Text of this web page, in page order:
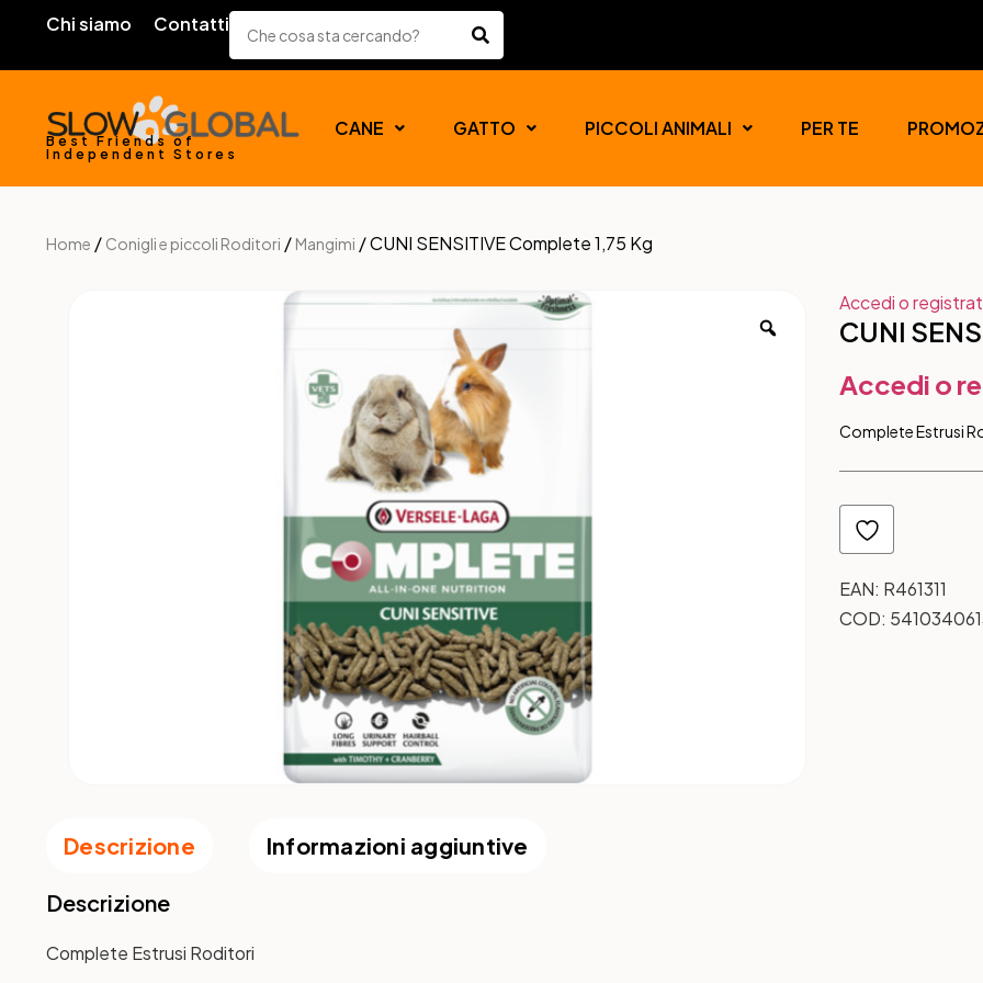
Chi siamo Contatti
Best Friends of
Independent Stores
CANE GATTO PICCOLI ANIMALI PER TE
Home / Conigli e piccoli Roditori / Mangimi / CUNI SENSITIVE Complete 1,75 Kg
Accedi o
CUNI
Accedi o
Complete Estrusi
EAN: R461311
COD:
Descrizione Informazioni aggiuntive
Descrizione
Complete Estrusi Roditori